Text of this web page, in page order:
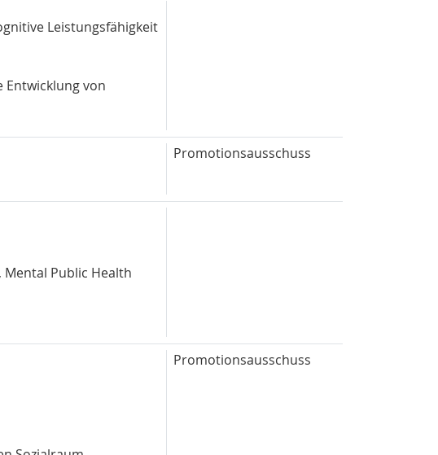
Leistungsfähigkeit
von
Promotionsausschuss
Mental Public Health
Promotionsausschuss